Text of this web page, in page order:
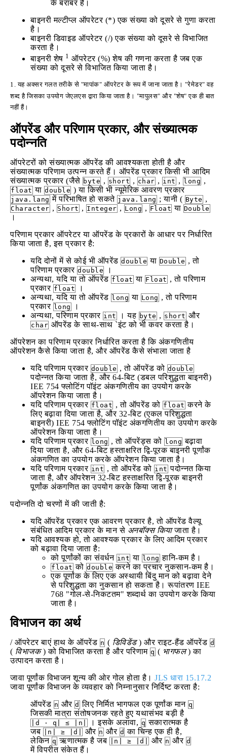
के बराबर है।
बाइनरी मल्टीप्ल ऑपरेटर (*) एक संख्या को दूसरे से गुणा करता
है।
बाइनरी डिवाइड ऑपरेटर (/) एक संख्या को दूसरे से विभाजित
करता है।
बाइनरी शेष 1 ऑपरेटर (%) शेष की गणना करता है जब एक
संख्या को दूसरे से विभाजित किया जाता है।
1. यह अक्सर गलत तरीके से "मापांक" ऑपरेटर के रूप में जाना जाता है। "रेमेडर" वह
शब्द है जिसका उपयोग जेएलएस द्वारा किया जाता है। "मापुलस" और "शेष" एक ही बात
नहीं हैं।
ऑपरेंड और परिणाम प्रकार, और संख्यात्मक
पदोन्नति
ऑपरेटरों को संख्यात्मक ऑपरेंड की आवश्यकता होती है और
संख्यात्मक परिणाम उत्पन्न करते हैं। ऑपरेंड प्रकार किसी भी आदिम
संख्यात्मक प्रकार (जैसे byte , short , char , int , long ,
float या double ) या किसी भी न्यूमेरिक आवरण प्रकार
java.lang में परिभाषित हो सकते java.lang ; यानी ( Byte ,
Character , Short , Integer , Long , Float या Double
।
परिणाम प्रकार ऑपरेटर या ऑपरेंड के प्रकारों के आधार पर निर्धारित
किया जाता है, इस प्रकार है:
यदि दोनों में से कोई भी ऑपरेंड double या Double , तो
परिणाम प्रकार double
।
अन्यथा, यदि या तो ऑपरेंड float या Float , तो परिणाम
प्रकार float
।
अन्यथा, यदि या तो ऑपरेंड long या Long , तो परिणाम
प्रकार long
।
अन्यथा, परिणाम प्रकार int । यह byte , short और
char ऑपरेंड के साथ-साथ `इंट को भी कवर करता है।
ऑपरेशन का परिणाम प्रकार निर्धारित करता है कि अंकगणितीय
ऑपरेशन कैसे किया जाता है, और ऑपरेंड कैसे संभाला जाता है
यदि परिणाम प्रकार double , तो ऑपरेंड को double
पदोन्नत किया जाता है, और 64-बिट (डबल परिशुद्धता बाइनरी)
IEE 754 फ्लोटिंग पॉइंट अंकगणितीय का उपयोग करके
ऑपरेशन किया जाता है।
यदि परिणाम प्रकार float , तो ऑपरेंड को float करने के
लिए बढ़ावा दिया जाता है, और 32-बिट (एकल परिशुद्धता
बाइनरी) IEE 754 फ्लोटिंग पॉइंट अंकगणितीय का उपयोग करके
ऑपरेशन किया जाता है।
यदि परिणाम प्रकार long , तो ऑपरेंड्स को long बढ़ावा
दिया जाता है, और 64-बिट हस्ताक्षरित द्वि-पूरक बाइनरी पूर्णांक
अंकगणित का उपयोग करके ऑपरेशन किया जाता है।
यदि परिणाम प्रकार int , तो ऑपरेंड को int पदोन्नत किया
जाता है, और ऑपरेशन 32-बिट हस्ताक्षरित द्वि-पूरक बाइनरी
पूर्णांक अंकगणित का उपयोग करके किया जाता है।
पदोन्नति दो चरणों में की जाती है:
यदि ऑपरेंड प्रकार एक आवरण प्रकार है, तो ऑपरेंड वैल्यू
संबंधित आदिम प्रकार के मान से अनबॉक्स कियाजाता है।
यदि आवश्यक हो, तो आवश्यक प्रकार के लिए आदिम प्रकार
को बढ़ावा दिया जाता है:
को पूर्णांकों का संवर्धन int या long हानि-कम है।
float को double करने का प्रचार नुकसान-कम है।
एक पूर्णांक के लिए एक अस्थायी बिंदु मान को बढ़ावा देने
से परिशुद्धता का नुकसान हो सकता है। रूपांतरण IEE
768 "गोल-से-निकटतम" शब्दार्थ का उपयोग करके किया
जाता है।
विभाजन का अर्थ
/ ऑपरेटर बाएं हाथ के ऑपरेंड n ( डिविडेंड) और राइट-हैंड ऑपरेंड d
( विभाजक) को विभाजित करता है और परिणाम q ( भागफल) का
उत्पादन करता है।
जावा पूर्णांक विभाजन शून्य की ओर गोल होता है। JLS धारा 15.17.2
जावा पूर्णांक विभाजन के व्यवहार को निम्नानुसार निर्दिष्ट करता है:
ऑपरेंड n और d लिए निर्मित भागफल एक पूर्णांक मान q
जिसकी मात्रा संतोषजनक रहते हुए यथासंभव बड़ी है
|d ⋅ q| ≤ |n| । इसके अलावा, q सकारात्मक है
जब
|n| ≥ |d| और n और d का चिन्ह एक ही है,
लेकिन q ऋणात्मक है जब |n| ≥ |d| और n और d
में विपरीत संकेत हैं।